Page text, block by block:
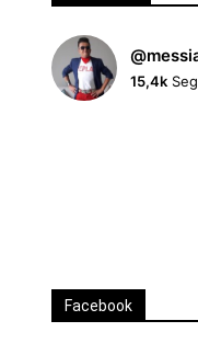
15,4k
Facebook